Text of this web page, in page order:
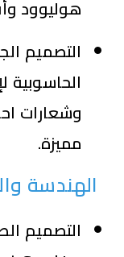
هوليوود
التصميم
الحاسوبية
وشعارات
مميزة.
الهندسة
التصميم